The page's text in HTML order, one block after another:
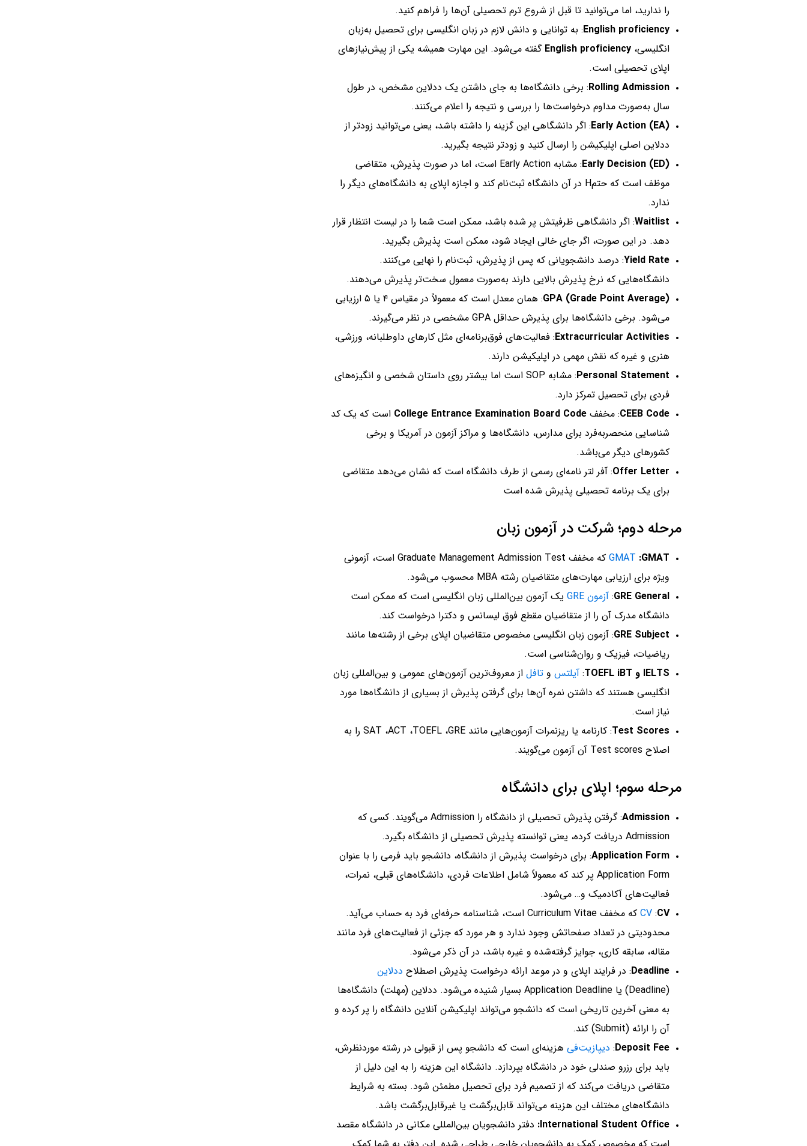
را ندارید، اما می‌توانید تا قبل از شروع ترم تحصیلی آن‌ها را فراهم کنید.
English proficiency: به توانایی و دانش لازم در زبان انگلیسی برای تحصیل به‌زبان
انگلیسی، English proficiency گفته می‌شود. این مهارت همیشه یکی از پیش‌نیازهای
اپلای تحصیلی است.
Rolling Admission: برخی دانشگاه‌ها به جای داشتن یک ددلاین مشخص، در طول
سال به‌صورت مداوم درخواست‌ها را بررسی و نتیجه را اعلام می‌کنند.
Early Action (EA): اگر دانشگاهی این گزینه را داشته باشد، یعنی می‌توانید زودتر از
ددلاین اصلی اپلیکیشن را ارسال کنید و زودتر نتیجه بگیرید.
Early Decision (ED)
: مشابه Early Action است، اما در صورت پذیرش، متقاضی
موظف است که حتمH در آن دانشگاه ثبت‌نام کند و اجازه اپلای به دانشگاه‌های دیگر را
ندارد.
Waitlist: اگر دانشگاهی ظرفیتش پر شده باشد، ممکن است شما را در لیست انتظار قرار
دهد. در این صورت، اگر جای خالی ایجاد شود، ممکن است پذیرش بگیرید.
Yield Rate: درصد دانشجویانی که پس از پذیرش، ثبت‌نام را نهایی می‌کنند.
دانشگاه‌هایی که نرخ پذیرش بالایی دارند به‌صورت معمول سخت‌تر پذیرش می‌دهند.
GPA (Grade Point Average)
: همان معدل است که معمولاً در مقیاس ۴ یا ۵ ارزیابی
می‌شود. برخی دانشگاه‌ها برای پذیرش حداقل GPA مشخصی در نظر می‌گیرند.
Extracurricular Activities: فعالیت‌های فوق‌برنامه‌ای مثل کارهای داوطلبانه، ورزشی،
هنری و غیره که نقش مهمی در اپلیکیشن دارند.
Personal Statement
: مشابه SOP است اما بیشتر روی داستان شخصی و انگیزه‌های
فردی برای تحصیل تمرکز دارد.
CEEB Code: مخفف College Entrance Examination Board Code است که یک کد
شناسایی منحصربه‌فرد برای مدارس، دانشگاه‌ها و مراکز آزمون در آمریکا و برخی
کشورهای دیگر می‌باشد.
Offer Letter: آفر لتر نامه‌ای رسمی از طرف دانشگاه است که نشان می‌دهد متقاضی
برای یک برنامه تحصیلی پذیرش شده است
مرحله دوم؛ شرکت در آزمون زبان
GMAT :GMAT
که مخفف Graduate Management Admission Test است، آزمونی
ویژه برای ارزیابی مهارت‌های متقاضیان رشته MBA محسوب می‌شود.
GRE General
: آزمون GRE
یک آزمون بین‌المللی زبان انگلیسی است که ممکن است
دانشگاه مدرک آن را از متقاضیان مقطع فوق لیسانس و دکترا درخواست کند.
GRE Subject: آزمون زبان انگلیسی مخصوص متقاضیان اپلای برخی از رشته‌ها مانند
ریاضیات، فیزیک و روان‌شناسی است.
IELTS و TOEFL iBT
: آیلتس و تافل از معروف‌ترین آزمون‌های عمومی و بین‌المللی زبان
انگلیسی هستند که داشتن نمره آن‌ها برای گرفتن پذیرش از بسیاری از دانشگاه‌ها مورد
نیاز است.
Test Scores
:
کارنامه یا ریزنمرات آزمون‌هایی مانند SAT ،ACT ،TOEFL ،GRE را به
اصلاح Test scores آن آزمون می‌گویند.
مرحله سوم؛ اپلای برای دانشگاه
Admission
: گرفتن پذیرش تحصیلی از دانشگاه را Admission می‌گویند. کسی که
Admission دریافت کرده، یعنی توانسته پذیرش تحصیلی از دانشگاه بگیرد.
Application Form: برای درخواست پذیرش از دانشگاه، دانشجو باید فرمی را با عنوان
Application Form پر کند که معمولاً شامل اطلاعات فردی، دانشگاه‌های قبلی، نمرات،
فعالیت‌های آکادمیک و… می‌شود.
CV :CV
که مخفف Curriculum Vitae است، شناسنامه حرفه‌ای فرد به حساب می‌آید.
محدودیتی در تعداد صفحاتش وجود ندارد و هر مورد که جزئی از فعالیت‌های فرد مانند
مقاله، سابقه کاری، جوایز گرفته‌شده و غیره باشد، در آن ذکر می‌شود.
Deadline: در فرایند اپلای و در موعد ارائه درخواست پذیرش اصطلاح ددلاین
(Deadline) یا Application Deadline بسیار شنیده می‌شود. ددلاین (مهلت) دانشگاه‌ها
به معنی آخرین تاریخی است که دانشجو می‌تواند اپلیکیشن آنلاین دانشگاه را پر کرده و
آن را ارائه (Submit) کند.
Deposit Fee
: دیپازیت‌فی هزینه‌ای است که دانشجو پس از قبولی در رشته موردنظرش،
باید برای رزرو صندلی خود در دانشگاه بپردازد. دانشگاه این هزینه را به این دلیل از
متقاضی دریافت می‌کند که از تصمیم فرد برای تحصیل مطمئن شود. بسته به شرایط
دانشگاه‌های مختلف این هزینه می‌تواند قابل‌برگشت یا غیرقابل‌برگشت باشد.
International Student Office: دفتر دانشجویان بین‌المللی مکانی در دانشگاه مقصد